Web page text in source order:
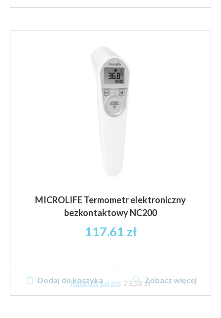
MICROLIFE Termometr elektroniczny
bezkontaktowy NC200
117.61 zł
Rata 0% już od: 23,52 zł
Dodaj do koszyka Zobacz więcej